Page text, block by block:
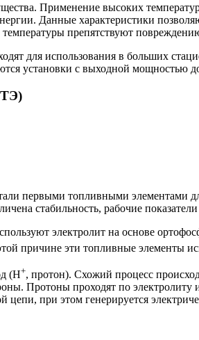
Применение высоких
Данные характеристики
препятствуют
для использования в больших
установки с выходной мощностью
первыми топливными элементами
стабильность, рабочие
электролит на основе
причине эти топливные элементы
(H+, протон). Схожий процесс
Протоны проходят по
при этом генерируется